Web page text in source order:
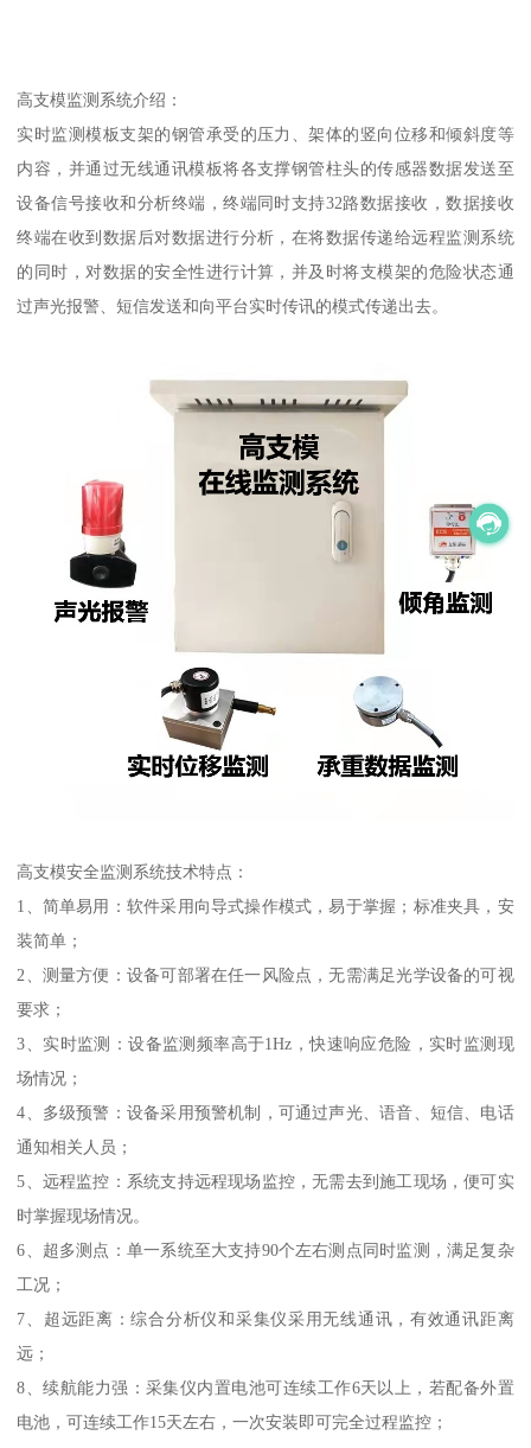
高支模监测系统介绍：
实时监测模板支架的钢管承受的压力、架体的竖向位移和倾斜度等
内容，并通过无线通讯模板将各支撑钢管柱头的传感器数据发送至
设备信号接收和分析终端，终端同时支持32路数据接收，数据接收
终端在收到数据后对数据进行分析，在将数据传递给远程监测系统
的同时，对数据的安全性进行计算，并及时将支模架的危险状态通
过声光报警、短信发送和向平台实时传讯的模式传递出去。
高支模安全监测系统技术特点：
1、简单易用：软件采用向导式操作模式，易于掌握；标准夹具，安
装简单；
2、测量方便：设备可部署在任一风险点，无需满足光学设备的可视
要求；
3、实时监测：设备监测频率高于1Hz，快速响应危险，实时监测现
场情况；
4、多级预警：设备采用预警机制，可通过声光、语音、短信、电话
通知相关人员；
5、远程监控：系统支持远程现场监控，无需去到施工现场，便可实
时掌握现场情况。
6、超多测点：单一系统至大支持90个左右测点同时监测，满足复杂
工况；
7、超远距离：综合分析仪和采集仪采用无线通讯，有效通讯距离
远；
8、续航能力强：采集仪内置电池可连续工作6天以上，若配备外置
电池，可连续工作15天左右，一次安装即可完全过程监控；